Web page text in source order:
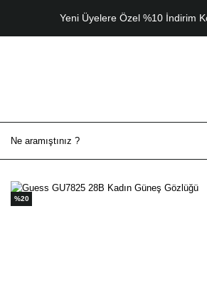
Yeni Üyelere Özel %10 İndirim
%20